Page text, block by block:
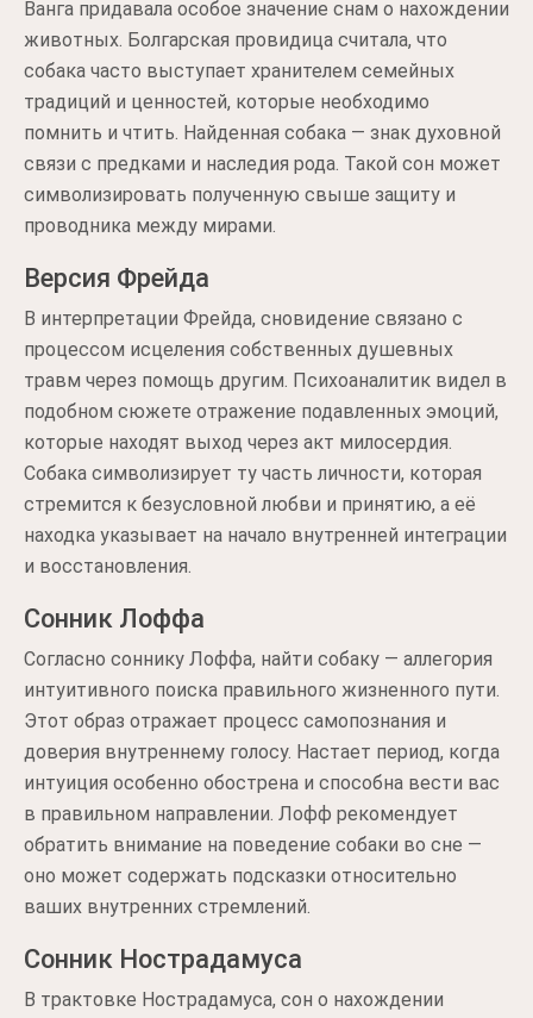
Ванга придавала особое значение снам о нахождении
животных. Болгарская провидица считала, что
собака часто выступает хранителем семейных
традиций и ценностей, которые необходимо
помнить и чтить. Найденная собака — знак духовной
связи с предками и наследия рода. Такой сон может
символизировать полученную свыше защиту и
проводника между мирами.
Версия Фрейда
В интерпретации Фрейда, сновидение связано с
процессом исцеления собственных душевных
травм через помощь другим. Психоаналитик видел в
подобном сюжете отражение подавленных эмоций,
которые находят выход через акт милосердия.
Собака символизирует ту часть личности, которая
стремится к безусловной любви и принятию, а её
находка указывает на начало внутренней интеграции
и восстановления.
Сонник Лоффа
Согласно соннику Лоффа, найти собаку — аллегория
интуитивного поиска правильного жизненного пути.
Этот образ отражает процесс самопознания и
доверия внутреннему голосу. Настает период, когда
интуиция особенно обострена и способна вести вас
в правильном направлении. Лофф рекомендует
обратить внимание на поведение собаки во сне —
оно может содержать подсказки относительно
ваших внутренних стремлений.
Сонник Нострадамуса
В трактовке Нострадамуса, сон о нахождении